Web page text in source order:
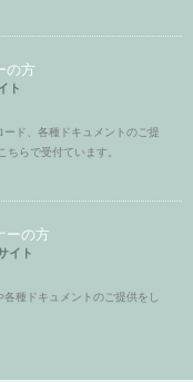
の方
ト
ド、各種ドキュメントのご提
ちらで受付ています。
ーの方
イト
種ドキュメントのご提供をし